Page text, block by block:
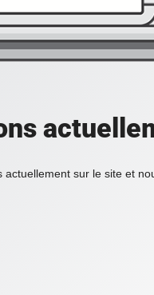
sur le site et